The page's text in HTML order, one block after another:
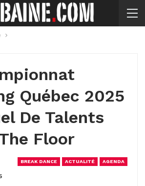
Québec 2025
De Talents
Floor
BREAK DANCE ACTUALITÉ AGENDA